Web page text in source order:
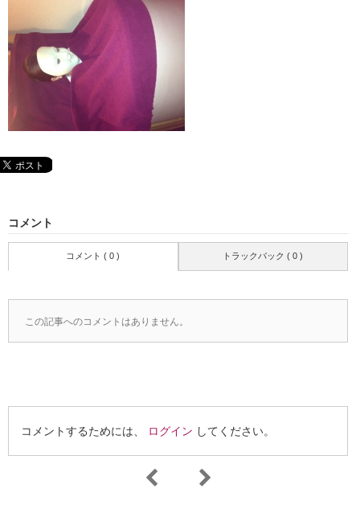
コメント
コメント ( 0 ) トラックバック ( 0 )
この記事へのコメントはありません。
コメントするためには、 ログイン してください。